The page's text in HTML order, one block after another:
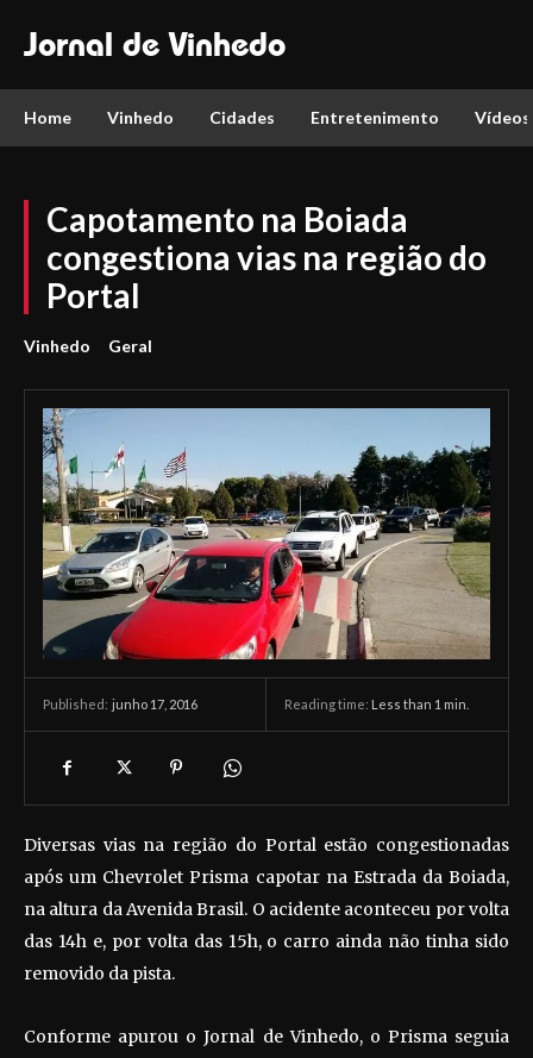
Jornal de Vinhedo
Home Vinhedo Cidades Entretenimento Vídeos
Capotamento na Boiada
congestiona vias na região do
Portal
Vinhedo Geral
Published: junho 17, 2016 Reading time: Less than 1 min.
Diversas vias na região do Portal estão congestionadas
após um Chevrolet Prisma capotar na Estrada da Boiada,
na altura da Avenida Brasil. O acidente aconteceu por volta
das 14h e, por volta das 15h, o carro ainda não tinha sido
removido da pista.
Conforme apurou o Jornal de Vinhedo, o Prisma seguia